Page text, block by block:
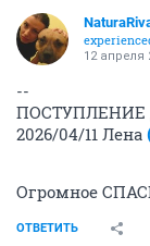
12 апреля
--
ПОСТУПЛЕНИЕ
2026/04/11 Лена
Огромное
ОТВЕТИТЬ